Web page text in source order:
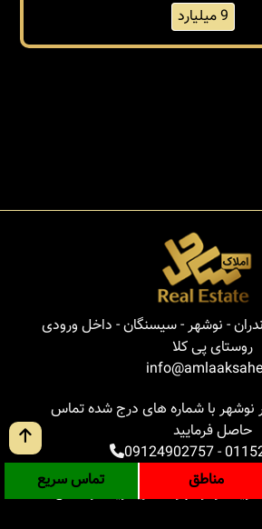
9 میلیارد
- نوشهر - سیسنگان - داخل ورودی
روستای پی کلا
نوشهر با شماره های درج شده تماس
حاصل فرمایید
-
09124902757
ویلا در نوشهر
خرید ویلا در شمال
مناطق تماس سریع